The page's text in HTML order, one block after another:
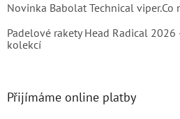
Novinka Babolat Technical viper.Co
Padelové rakety Head Radical
kolekcí
Přijímáme online platby